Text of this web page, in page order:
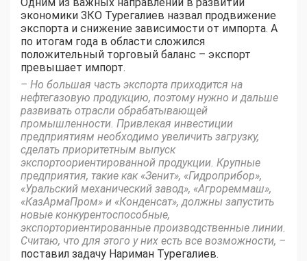
экономики ЗКО Турегалиев назвал продвижение
экспорта и снижение зависимости от импорта. А
по итогам года в области сложился
положительный торговый баланс – экспорт
превышает импорт.
– Но большая часть экспорта приходится на
нефтегазовую продукцию, поэтому нужно и дальше
развивать отрасли обрабатывающей
промышленности. Привлекая инвестиции
предприятиям необходимо увеличить загрузку,
сделать приоритетным выпуск
экспортоориентированной продукции. Крупные
предприятия, такие как «Зенит», «Гидроприбор»,
«Уральский механический завод», «Агрореммаш»,
«КазАрмаПром» и «Конденсат», должны запустить
новые конкурентоспособные,
экспорториентированные производственные линии.
Считаю, что для этого у них есть все возможности, –
поставил задачу Нариман Турегалиев.